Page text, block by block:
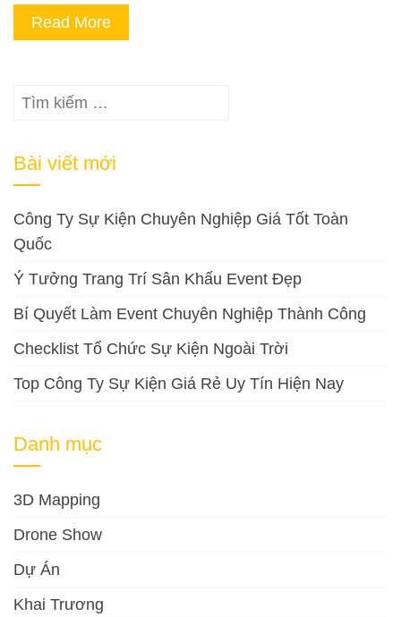
Read More
Tìm
Bài viết mới
Công Ty Sự Kiện Chuyên Nghiệp Giá Tốt Toàn
Quốc
Ý Tưởng Trang Trí Sân Khấu Event Đẹp
Bí Quyết Làm Event Chuyên Nghiệp Thành Công
Checklist Tổ Chức Sự Kiện Ngoài Trời
Top Công Ty Sự Kiện Giá Rẻ Uy Tín Hiện Nay
Danh mục
3D Mapping
Drone Show
Dự Án
Khai Trương